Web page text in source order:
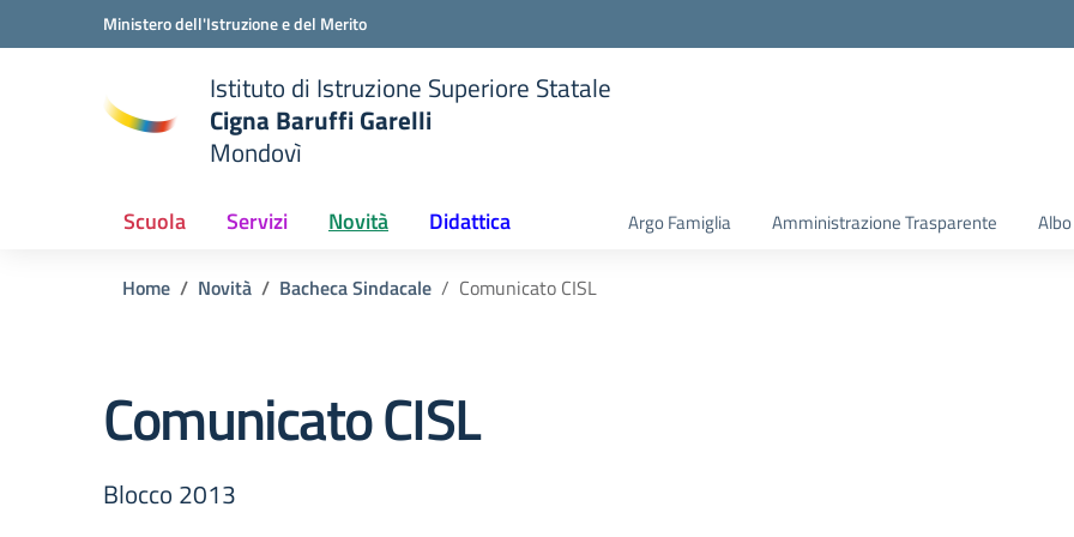
Vai ai contenuti
Vai al menu di navigazioneMinistero dell'Istruzione e del Merito
Istituto di Istruzione Superiore Statale
Cigna Baruffi Garelli
Mondovì
Scuola Servizi Novità Didattica Argo Famiglia Amministrazione Trasparente
Home Novità Bacheca Sindacale Comunicato CISL
Comunicato CISL
Blocco 2013